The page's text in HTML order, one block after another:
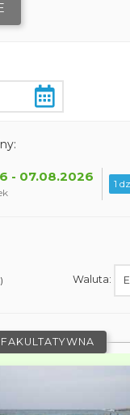
- 07.08.2026 1
Waluta: